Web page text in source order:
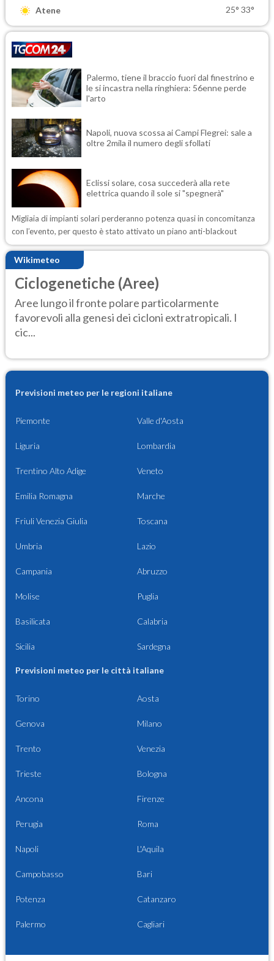
Atene 25° 33°
Palermo, tiene il braccio fuori dal finestrino e
le si incastra nella ringhiera: 56enne perde
l'arto
Napoli, nuova scossa ai Campi Flegrei: sale a
oltre 2mila il numero degli sfollati
Eclissi solare, cosa succederà alla rete
elettrica quando il sole si "spegnerà"
Migliaia di impianti solari perderanno potenza quasi in concomitanza
con l’evento, per questo è stato attivato un piano anti-blackout
Wikimeteo
Ciclogenetiche (Aree)
Aree lungo il fronte polare particolarmente
favorevoli alla genesi dei cicloni extratropicali. I
cic...
Previsioni meteo per le regioni italiane
Piemonte Valle d'Aosta
Liguria Lombardia
Trentino Alto Adige Veneto
Emilia Romagna Marche
Friuli Venezia Giulia Toscana
Umbria Lazio
Campania Abruzzo
Molise Puglia
Basilicata Calabria
Sicilia Sardegna
Previsioni meteo per le città italiane
Torino Aosta
Genova Milano
Trento Venezia
Trieste Bologna
Ancona Firenze
Perugia Roma
Napoli L'Aquila
Campobasso Bari
Potenza Catanzaro
Palermo Cagliari